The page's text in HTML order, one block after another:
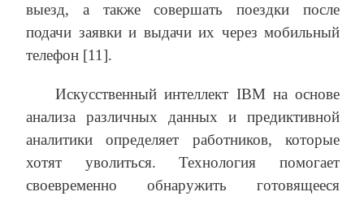
выезд, а также совершать поездки после
подачи заявки и выдачи их через мобильный
телефон [11].
Искусственный интеллект IBM на основе
анализа различных данных и предиктивной
аналитики определяет работников, которые
хотят уволиться. Технология помогает
своевременно обнаружить готовящееся